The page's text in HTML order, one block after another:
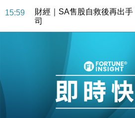
15:59
財經｜SA售股自救後再出
司
財經｜精星香港夥菜鳥拓全
地產｜大酒店中期轉賺
國際｜特朗普赴洛杉磯高
12:30
財經｜香港7月PMI回落至